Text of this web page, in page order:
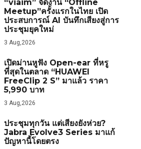
“viaim” จัดงาน “Offline
Meetup”ครั้งแรกในไทย เปิด
ประสบการณ์ AI บันทึกเสียงสู่การ
ประชุมยุคใหม่
3 Aug,2026
เปิดม่านหูฟัง Open-ear ที่หรู
ที่สุดในตลาด “HUAWEI
FreeClip 2 S” มาแล้ว ราคา
5,990 บาท
3 Aug,2026
ประชุมทุกวัน แต่เสียงยังห่วย?
Jabra Evolve3 Series มาแก้
ปัญหานี้โดยตรง